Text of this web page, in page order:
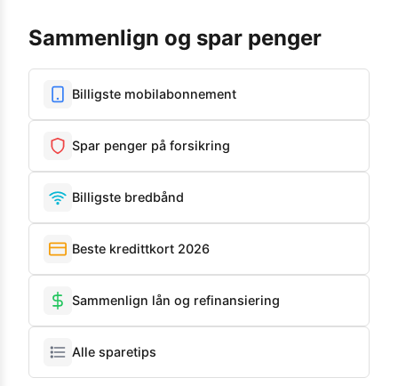
Sammenlign og spar penger
Billigste mobilabonnement
Spar penger på forsikring
Billigste bredbånd
Beste kredittkort 2026
Sammenlign lån og refinansiering
Alle sparetips